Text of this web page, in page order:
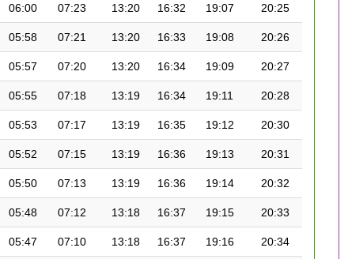
06:00 07:23 13:20 16:32 19:07 20:25
05:58 07:21 13:20 16:33 19:08 20:26
05:57 07:20 13:20 16:34 19:09 20:27
05:55 07:18 13:19 16:34 19:11 20:28
05:53 07:17 13:19 16:35 19:12 20:30
05:52 07:15 13:19 16:36 19:13 20:31
05:50 07:13 13:19 16:36 19:14 20:32
05:48 07:12 13:18 16:37 19:15 20:33
05:47 07:10 13:18 16:37 19:16 20:34